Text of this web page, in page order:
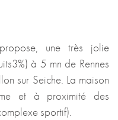
une très jolie
à 5 mn de Rennes
sur Seiche. La maison
et à proximité des
sportif).